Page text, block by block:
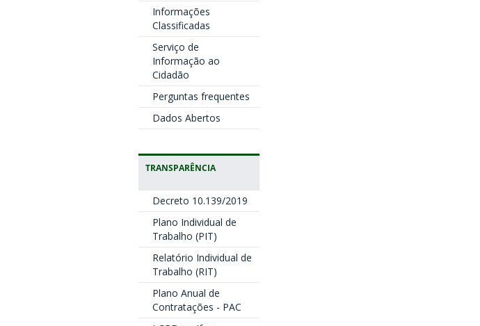
Informações
Classificadas
Serviço de
Informação ao
Cidadão
Perguntas frequentes
Dados Abertos
TRANSPARÊNCIA
Decreto 10.139/2019
Plano Individual de
Trabalho (PIT)
Relatório Individual de
Trabalho (RIT)
Plano Anual de
Contratações - PAC